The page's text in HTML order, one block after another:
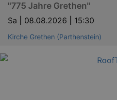
"775 Jahre Grethen"
Sa | 08.08.2026 | 15:30
Kirche Grethen (Parthenstein)